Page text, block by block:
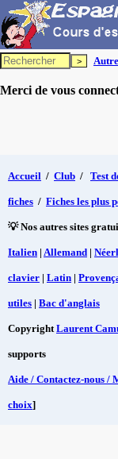
Merci de vous
Accueil / Club / Test
fiches / Fiches les plus
💡 Nos autres sites
Italien | Allemand |
clavier | Latin |
utiles | Bac d'anglais
CopyrightLaurent
supports
Aide / Contactez-nous /
choix]